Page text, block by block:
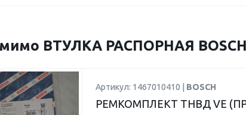
ВТУЛКА РАСПОРНАЯ BOSCH
Артикул: 1467010410 | BOSCH
РЕМКОМПЛЕКТ ТНВД VE